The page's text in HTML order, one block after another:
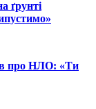
ґрунті
про НЛО: «Ти